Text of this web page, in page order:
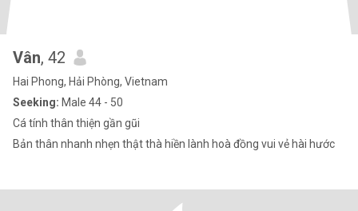
Vân, 42
Hai Phong, Hải Phòng, Vietnam
Seeking: Male 44 - 50
Cá tính thân thiện gần gũi
Bản thân nhanh nhẹn thật thà hiền lành hoà đồng vui vẻ hài hước